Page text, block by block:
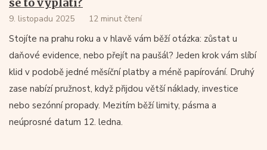
9. listopadu 2025 12 minut čtení
Stojíte na prahu roku a v hlavě vám běží otázka: zůstat u
daňové evidence, nebo přejít na paušál? Jeden krok vám slíbí
klid v podobě jedné měsíční platby a méně papírování. Druhý
zase nabízí pružnost, když přijdou větší náklady, investice
nebo sezónní propady. Mezitím běží limity, pásma a
neúprosné datum 12. ledna.